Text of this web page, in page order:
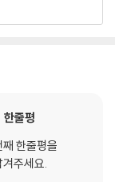
비한 모험을 다룬 이
한 상상력, 쉽고 짜
허수아비와, '용
한줄평
째 한줄평을
겨주세요.